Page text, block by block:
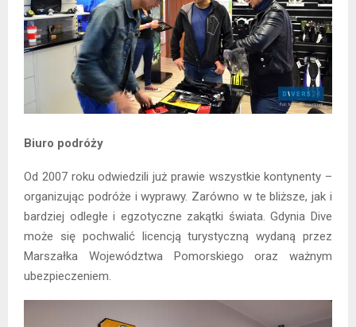
Biuro podróży
Od 2007 roku odwiedzili już prawie wszystkie kontynenty –
organizując podróże i wyprawy. Zarówno w te bliższe, jak i
bardziej odległe i egzotyczne zakątki świata. Gdynia Dive
może się pochwalić licencją turystyczną wydaną przez
Marszałka Województwa Pomorskiego oraz ważnym
ubezpieczeniem.